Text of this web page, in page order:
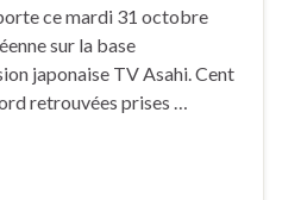
ce mardi 31 octobre
sur la base
japonaise TV Asahi. Cent
retrouvées prises …